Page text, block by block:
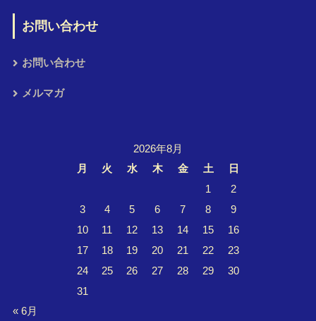
お問い合わせ
お問い合わせ
メルマガ
2026年8月
月
火 水 木 金 土
日
1
2
3
4 5 6 7 8
9
10
11 12 13 14 15
16
17
18 19 20 21 22
23
24
25 26 27 28 29
30
31
« 6月